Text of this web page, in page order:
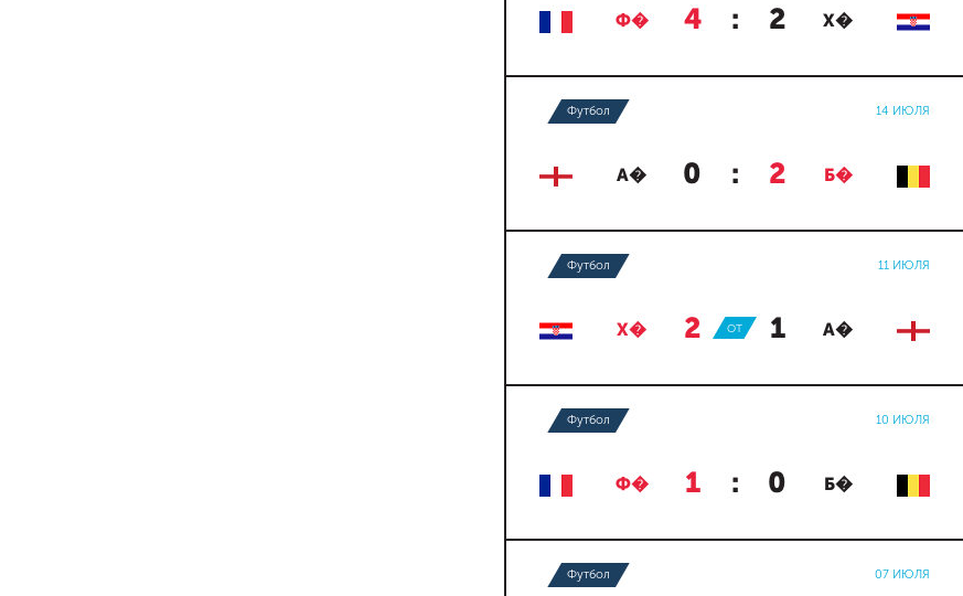
Ф� 4 : 2 Х�
Футбол 14 ИЮЛЯ
А� 0 : 2 Б�
Футбол 11 ИЮЛЯ
Х� 2 : 1 А�
ОТ
Футбол 10 ИЮЛЯ
Ф� 1 : 0 Б�
Футбол 07 ИЮЛЯ